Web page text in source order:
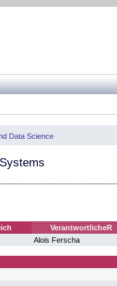
Data Science
VerantwortlicheR
Alois Ferscha